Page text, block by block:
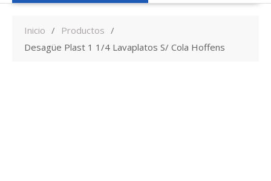
Inicio
Productos
Desagüe Plast 1 1/4 Lavaplatos S/ Cola Hoffens